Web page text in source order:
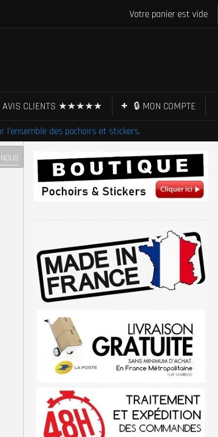
Votre panier est vide
AVIS CLIENTS ★★★★★
🔒 MON COMPTE
l'ensemble des pochoirs et stickers.